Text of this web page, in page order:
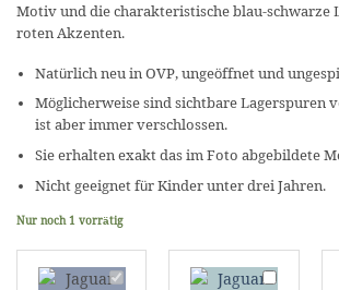
Motiv und die charakteristische blau-schwarze
roten Akzenten.
Natürlich neu in OVP, ungeöffnet und
Möglicherweise sind sichtbare Lagerspuren
ist aber immer verschlossen.
Sie erhalten exakt das im Foto abgebildete
Nicht geeignet für Kinder unter drei Jahren.
Nur noch 1 vorrätig
Hot
Hot